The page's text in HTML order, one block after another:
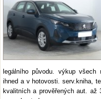
legálního původu. výkup
ihned a v hotovosti. serv.kniha,
kvalitních a prověřených aut. až